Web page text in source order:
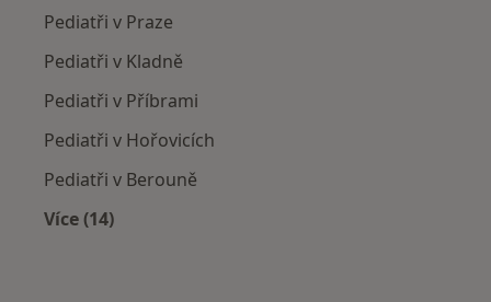
Pediatři v Praze
Pediatři v Kladně
Pediatři v Příbrami
Pediatři v Hořovicích
Pediatři v Berouně
Více (14)